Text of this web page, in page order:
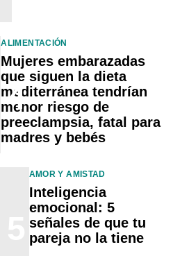
4
ALIMENTACIÓN
Mujeres embarazadas
que siguen la dieta
mediterránea tendrían
menor riesgo de
preeclampsia, fatal para
madres y bebés
AMOR Y AMISTAD
Inteligencia
emocional: 5
señales de que tu
pareja no la tiene